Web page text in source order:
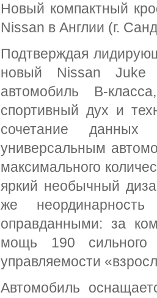
Новый компактный
Nissan в Англии (г.
Подтверждая
новый Nissan Juke
автомобиль В-
спортивный дух и
сочетание
универсальным
максимального
яркий необычный
же
оправданными: за
мощь 190 сильного
управляемости
Автомобиль